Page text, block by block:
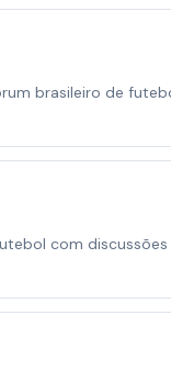
brasileiro de
com